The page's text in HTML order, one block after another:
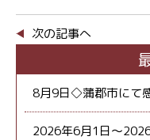
次の記事へ
8月9日◇蒲郡市にて
2026年6月1日～